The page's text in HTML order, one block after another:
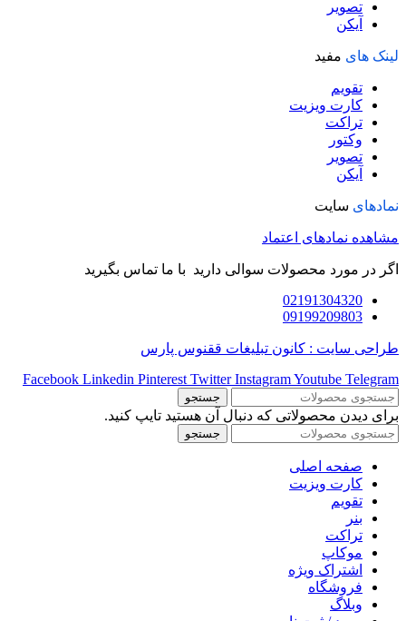
تصویر
آیکن
لینک های مفید
تقویم
کارت ویزیت
تراکت
وکتور
تصویر
آیکن
نمادهای سایت
مشاهده نمادهای اعتماد
اگر در مورد محصولات سوالی دارید با ما تماس بگیرید
02191304320
09199209803
طراحی سایت : کانون تبلیغات ققنوس پارس
Facebook Linkedin Pinterest Twitter InstagramYoutube Telegram
جستجو
برای دیدن محصولاتی که دنبال آن هستید تایپ کنید.
جستجو
صفحه اصلی
کارت ویزیت
تقویم
بنر
تراکت
موکاپ
اشتراک ویژه
فروشگاه
وبلاگ